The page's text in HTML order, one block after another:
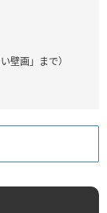
壁画」まで）